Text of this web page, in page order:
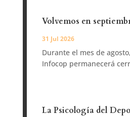
Volvemos en
31 Jul 2026
Durante el mes de
Infocop permanecerá
La Psicología del